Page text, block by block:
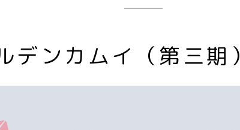
デンカムイ（第三期）